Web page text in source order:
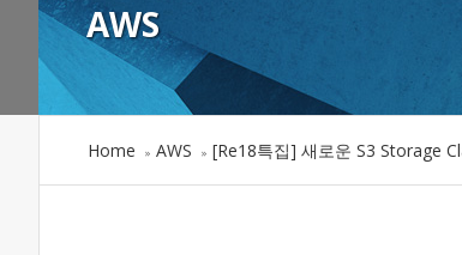
AWS
Home » AWS » [Re18특집] 새로운 S3 Storage